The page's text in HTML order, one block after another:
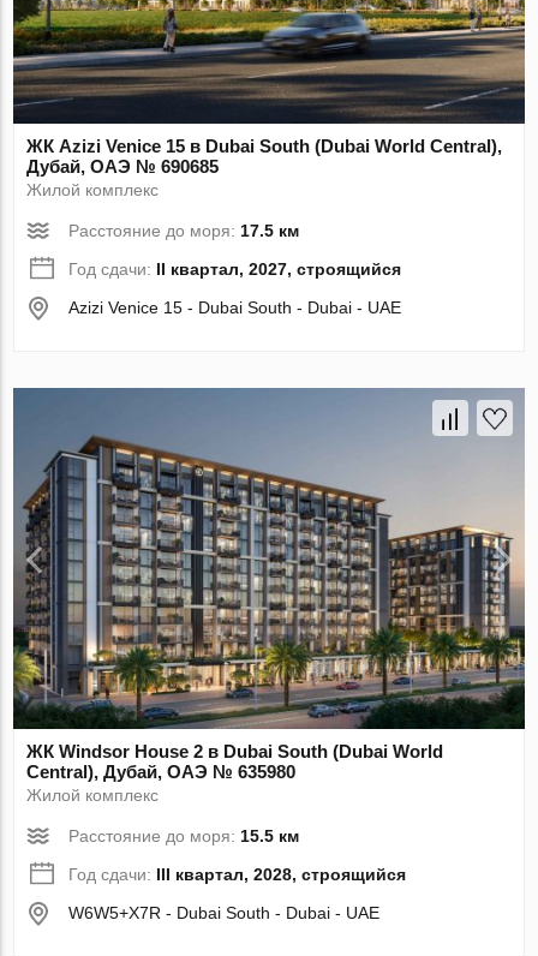
ЖК Azizi Venice 15 в Dubai South (Dubai World Central),
Дубай, ОАЭ № 690685
Жилой комплекс
Расстояние до моря: 17.5 км
Год сдачи: II квартал, 2027, строящийся
Azizi Venice 15 - Dubai South - Dubai - UAE
ЖК Windsor House 2 в Dubai South (Dubai World
Central), Дубай, ОАЭ № 635980
Жилой комплекс
Расстояние до моря: 15.5 км
Год сдачи: III квартал, 2028, строящийся
W6W5+X7R - Dubai South - Dubai - UAE